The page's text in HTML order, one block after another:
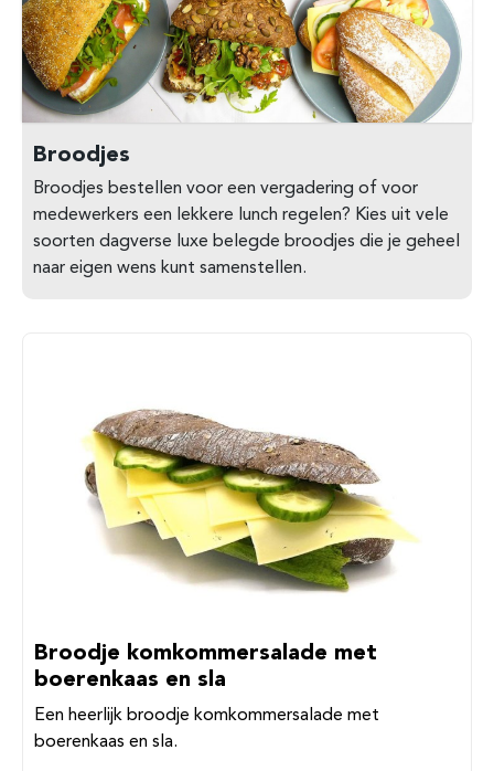
Broodjes
Broodjes bestellen voor een vergadering of voor
medewerkers een lekkere lunch regelen? Kies uit vele
soorten dagverse luxe belegde broodjes die je geheel
naar eigen wens kunt samenstellen.
Broodje komkommersalade met
boerenkaas en sla
Een heerlijk broodje komkommersalade met
boerenkaas en sla.